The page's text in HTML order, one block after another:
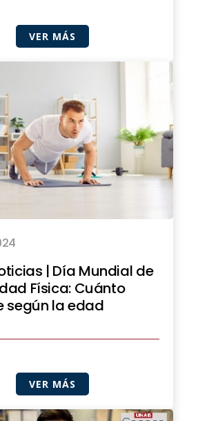
VER MÁS
| Día Mundial de
Física: Cuánto
según la edad
VER MÁS